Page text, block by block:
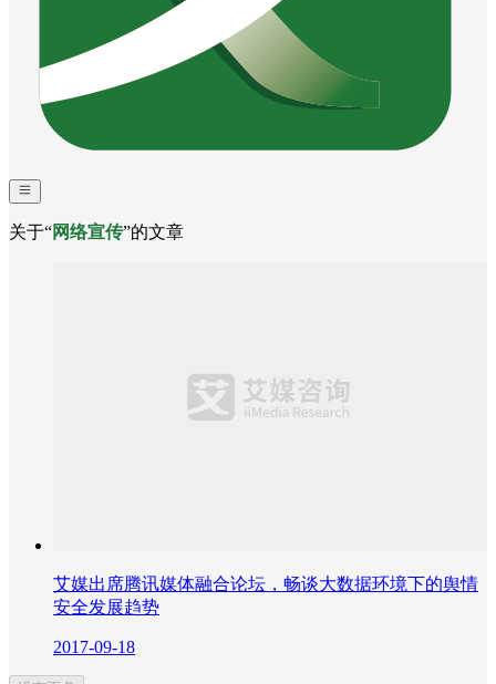
关于“网络宣传”的文章
艾媒出席腾讯媒体融合论坛，畅谈大数据环境下的舆情
安全发展趋势
2017-09-18